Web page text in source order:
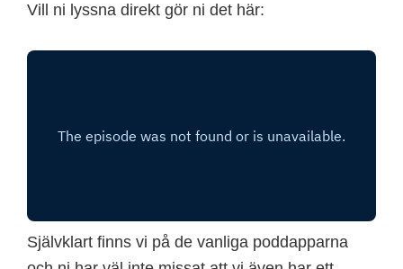
Vill ni lyssna direkt gör ni det här:
Självklart finns vi på de vanliga poddapparna